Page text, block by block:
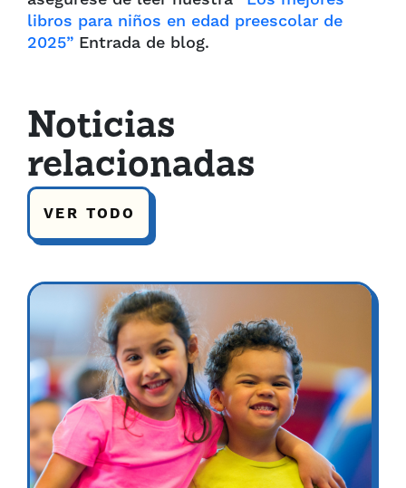
libros para niños en edad preescolar de
2025” Entrada de blog.
Noticias
relacionadas
VER TODO